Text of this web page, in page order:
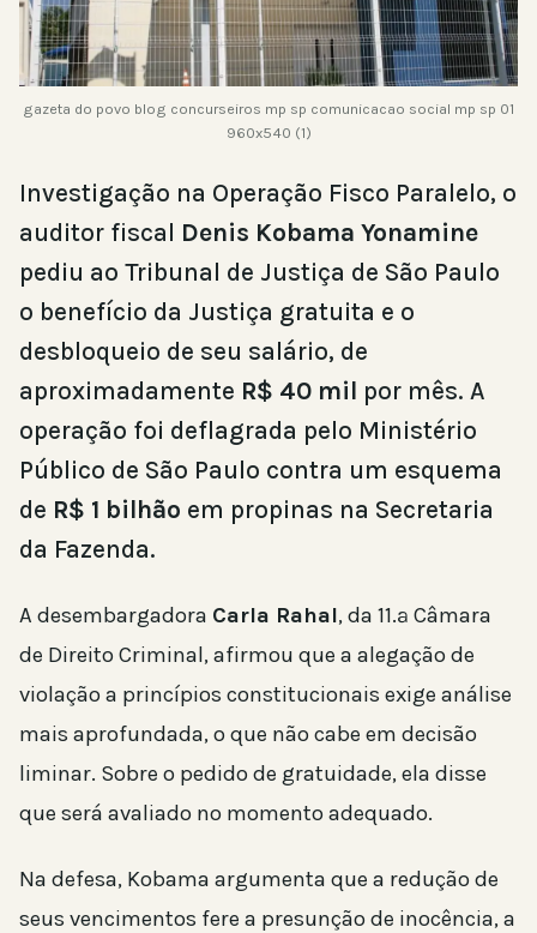
gazeta do povo blog concurseiros mp sp comunicacao social mp sp 01
960x540 (1)
Investigação na Operação Fisco Paralelo, o
auditor fiscal Denis Kobama Yonamine
pediu ao Tribunal de Justiça de São Paulo
o benefício da Justiça gratuita e o
desbloqueio de seu salário, de
aproximadamente R$ 40 mil por mês. A
operação foi deflagrada pelo Ministério
Público de São Paulo contra um esquema
de R$ 1 bilhão em propinas na Secretaria
da Fazenda.
A desembargadora Carla Rahal, da 11.ª Câmara
de Direito Criminal, afirmou que a alegação de
violação a princípios constitucionais exige análise
mais aprofundada, o que não cabe em decisão
liminar. Sobre o pedido de gratuidade, ela disse
que será avaliado no momento adequado.
Na defesa, Kobama argumenta que a redução de
seus vencimentos fere a presunção de inocência, a